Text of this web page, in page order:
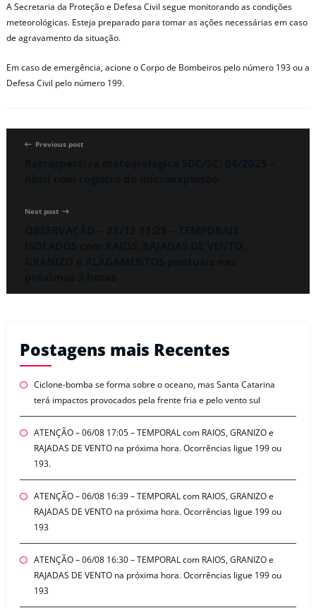
A Secretaria da Proteção e Defesa Civil segue monitorando as condições
meteorológicas. Esteja preparado para tomar as ações necessárias em caso
de agravamento da situação.
Em caso de emergência, acione o Corpo de Bombeiros pelo número 193 ou a
Defesa Civil pelo número 199.
Previous post
Next post
Postagens mais Recentes
Ciclone-bomba se forma sobre o oceano, mas Santa Catarina
terá impactos provocados pela frente fria e pelo vento sul
ATENÇÃO – 06/08 17:05 – TEMPORAL com RAIOS, GRANIZO e
RAJADAS DE VENTO na próxima hora. Ocorrências ligue 199 ou
193.
ATENÇÃO – 06/08 16:39 – TEMPORAL com RAIOS, GRANIZO e
RAJADAS DE VENTO na próxima hora. Ocorrências ligue 199 ou
193
ATENÇÃO – 06/08 16:30 – TEMPORAL com RAIOS, GRANIZO e
RAJADAS DE VENTO na próxima hora. Ocorrências ligue 199 ou
193